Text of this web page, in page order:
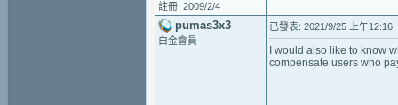
註冊: 2009/2/4
pumas3x3
白金會員
已發表: 2021/9/25 上午12:16
I would also like to know
compensate users who